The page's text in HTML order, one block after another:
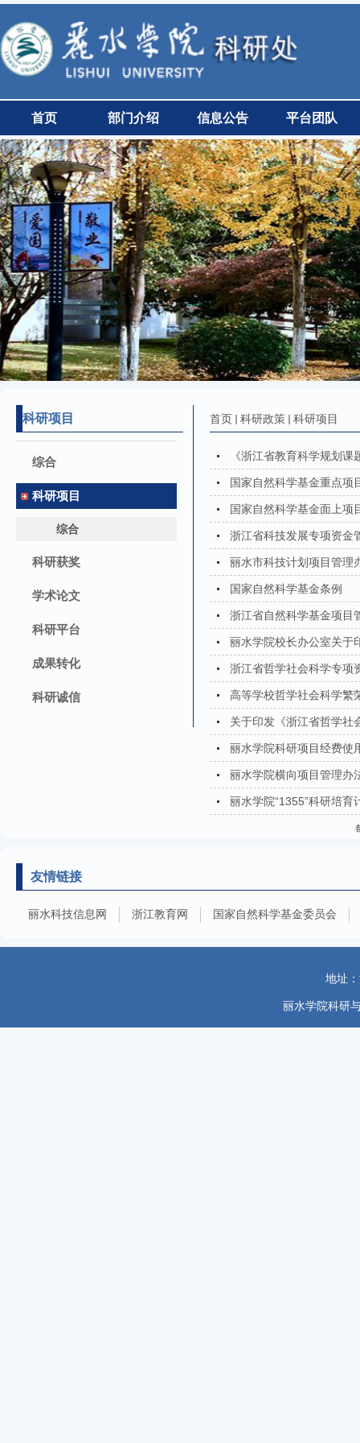
首页 部门介绍 信息公告 平台团队
科研项目
综合
科研项目
综合
科研获奖
学术论文
科研平台
成果转化
科研诚信
首页 科研政策 科研项目
《浙江省教育科学规划
国家自然科学基金重点项
国家自然科学基金面上项
浙江省科技发展专项资金
丽水市科技计划项目管理
国家自然科学基金条例
浙江省自然科学基金项目
丽水学院校长办公室关于
浙江省哲学社会科学专项
高等学校哲学社会科学繁
关于印发《浙江省哲学社
丽水学院科研项目经费使
丽水学院横向项目管理办
丽水学院“1355”科研培
友情链接
丽水科技信息网 浙江教育网 国家自然科学基金委员会
地址
丽水学院科研